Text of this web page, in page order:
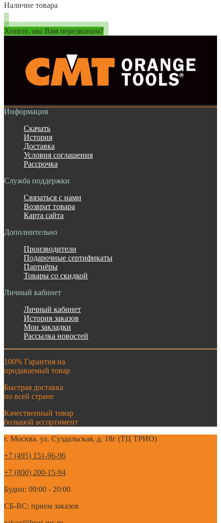
Наличие товара
Хотите, мы Вам перезвоним?
Информация
Скачать
История
Доставка
Условия соглашения
Рассрочка
Служба поддержки
Связаться с нами
Возврат товара
Карта сайта
Дополнительно
Производители
Подарочные сертификаты
Партнёры
Товары со скидкой
Личный кабинет
Личный кабинет
История заказов
Мои закладки
Рассылка новостей
100% Гарантия на
продаваемый товар
Быстрая доставка
по всей стране
Качественный товар
большой ассортимент
г. Москва. ул. Суздальская, д. 18г (ТЦ ТРИО)
+7 (495) 151-96-96
+7 (800) 200-15-94
Будни: 09:00 - 20:00
СБ-ВС: прием заказов